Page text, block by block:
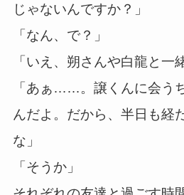
じゃないんですか？」
「なん、で？」
「いえ、朔さんや白龍と一
「あぁ……。譲くんに会う
んだよ。だから、半日も経
な」
「そうか」